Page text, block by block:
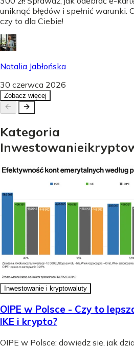
uniknąć błędów i spełnić warunki.
czy to dla Ciebie!
Natalia Jabłońska
30 czerwca 2026
Zobacz więcej
Kategoria
Inwestowaniei
Inwestowanie i kryptowaluty
OIPE w Polsce - Czy to
IKE i krypto?
OIPE w Polsce: dowiedz się, jak